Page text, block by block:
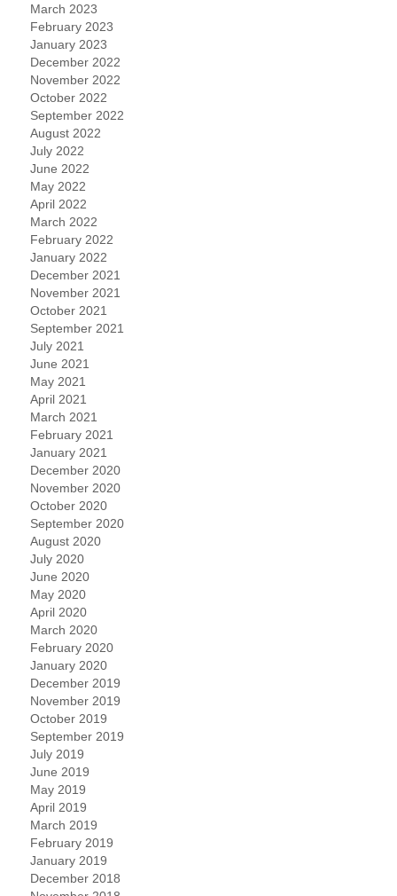
March 2023
February 2023
January 2023
December 2022
November 2022
October 2022
September 2022
August 2022
July 2022
June 2022
May 2022
April 2022
March 2022
February 2022
January 2022
December 2021
November 2021
October 2021
September 2021
July 2021
June 2021
May 2021
April 2021
March 2021
February 2021
January 2021
December 2020
November 2020
October 2020
September 2020
August 2020
July 2020
June 2020
May 2020
April 2020
March 2020
February 2020
January 2020
December 2019
November 2019
October 2019
September 2019
July 2019
June 2019
May 2019
April 2019
March 2019
February 2019
January 2019
December 2018